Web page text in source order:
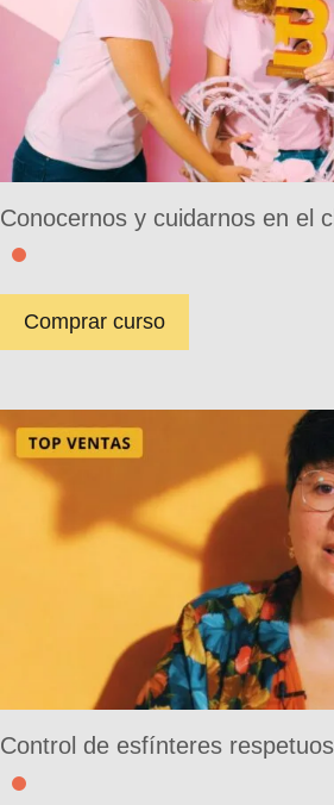
Conocernos y cuidarnos en el
Comprar curso
Control de esfínteres